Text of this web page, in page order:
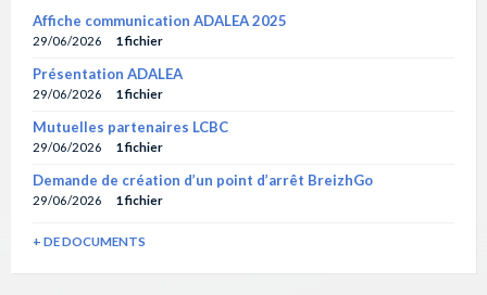
Affiche communication ADALEA 2025
29/06/2026 1 fichier
Présentation ADALEA
29/06/2026 1 fichier
Mutuelles partenaires LCBC
29/06/2026 1 fichier
Demande de création d’un point d’arrêt BreizhGo
29/06/2026 1 fichier
+ DE DOCUMENTS